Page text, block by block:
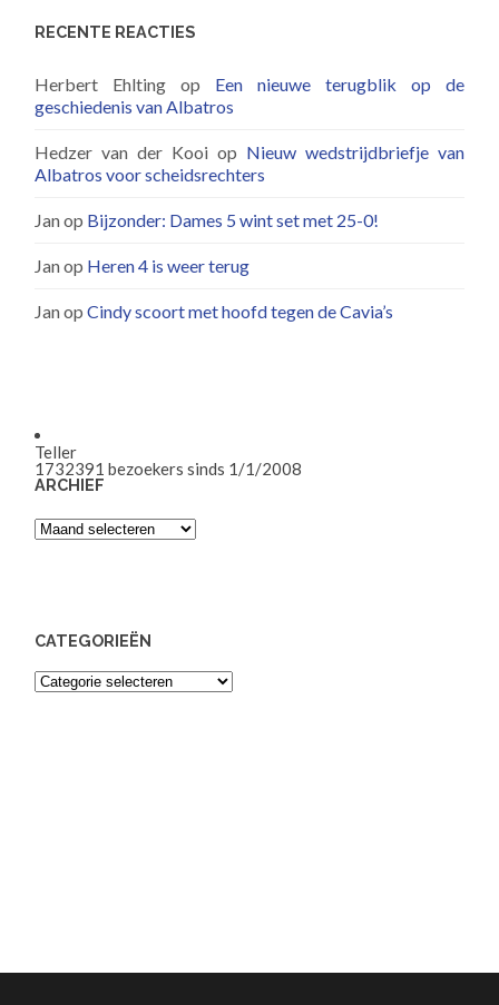
RECENTE REACTIES
Herbert Ehlting op Een nieuwe terugblik op de
geschiedenis van Albatros
Hedzer van der Kooi op Nieuw wedstrijdbriefje van
Albatros voor scheidsrechters
Janop Bijzonder: Dames 5 wint set met 25-0!
Janop Heren 4 is weer terug
JanopCindy scoort met hoofd tegen de Cavia’s
Teller
1732391 bezoekers sinds 1/1/2008
ARCHIEF
Archief
CATEGORIEËN
Categorieën